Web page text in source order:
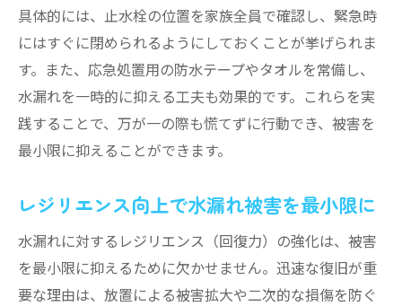
水漏れ修理費用の相場と内訳を詳しく解説
神戸市で多い水漏れ原因とその特徴
修理見積もり時に確認すべき水漏れ項目
水漏れ費用に影響する要素と注意点
神戸市水道局の漏水証明の活用法とは
迅速な対応で安心を守る水漏れ対策術
水漏れ発生時の迅速な応急対応手順
神戸市の水道修繕受付センターの活用方法
水漏れ時に必要な情報収集と行動の流れ
具体的には、止水栓の位置を家族全員で確認し、緊急時
にはすぐに閉められるようにしておくことが挙げられま
す。また、応急処置用の防水テープやタオルを常備し、
水漏れを一時的に抑える工夫も効果的です。これらを実
践することで、万が一の際も慌てずに行動でき、被害を
最小限に抑えることができます。
レジリエンス向上で水漏れ被害を最小限に
水漏れに対するレジリエンス（回復力）の強化は、被害
を最小限に抑えるために欠かせません。迅速な復旧が重
要な理由は、放置による被害拡大や二次的な損傷を防ぐ